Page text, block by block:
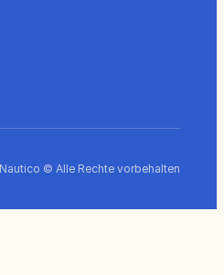
© Alle Rechte vorbehalten